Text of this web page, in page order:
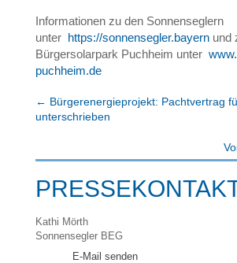
Kathi Mörth
Sonnensegler BEG
E-Mail senden
Informationen zu den Sonnenseglern
unter https://sonnensegler.bayernund
Bürgersolarpark Puchheim unter
puchheim.de
← Bürgerenergieprojekt: Pachtvertrag
unterschrieben